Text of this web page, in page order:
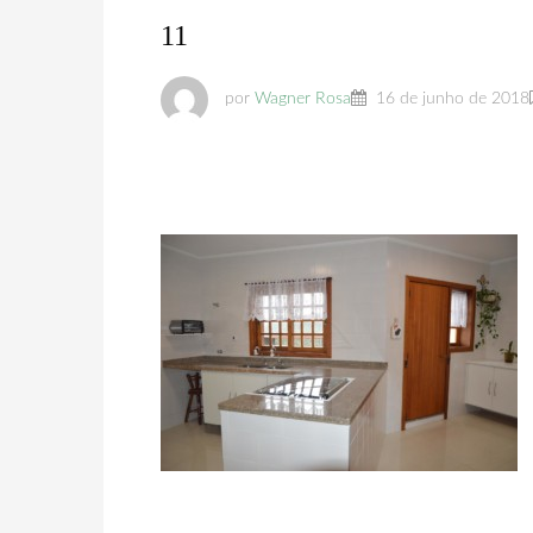
11
por Wagner Rosa 16 de junho de 2018